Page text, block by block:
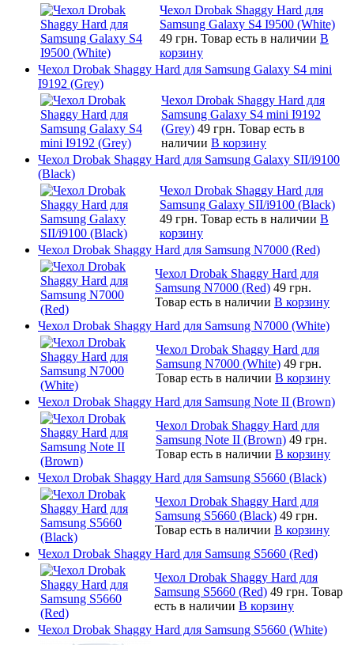
Чехол Drobak Shaggy Hard для
Samsung Galaxy S4 I9500 (White)
49 грн. Товар есть в наличии В
корзину
Чехол Drobak Shaggy Hard для Samsung Galaxy S4 mini
I9192 (Grey)
Чехол Drobak Shaggy Hard для
Samsung Galaxy S4 mini I9192
(Grey) 49 грн. Товар есть в
наличии В корзину
Чехол Drobak Shaggy Hard для Samsung Galaxy SII/i9100
(Black)
Чехол Drobak Shaggy Hard для
Samsung Galaxy SII/i9100 (Black)
49 грн. Товар есть в наличии В
корзину
Чехол Drobak Shaggy Hard для Samsung N7000 (Red)
Чехол Drobak Shaggy Hard для
Samsung N7000 (Red) 49 грн.
Товар есть в наличии В корзину
Чехол Drobak Shaggy Hard для Samsung N7000 (White)
Чехол Drobak Shaggy Hard для
Samsung N7000 (White) 49 грн.
Товар есть в наличии В корзину
Чехол Drobak Shaggy Hard для Samsung Note II (Brown)
Чехол Drobak Shaggy Hard для
Samsung Note II (Brown) 49 грн.
Товар есть в наличии В корзину
Чехол Drobak Shaggy Hard для Samsung S5660 (Black)
Чехол Drobak Shaggy Hard для
Samsung S5660 (Black) 49 грн.
Товар есть в наличии В корзину
Чехол Drobak Shaggy Hard для Samsung S5660 (Red)
Чехол Drobak Shaggy Hard для
Samsung S5660 (Red) 49 грн. Товар
есть в наличии В корзину
Чехол Drobak Shaggy Hard для Samsung S5660 (White)